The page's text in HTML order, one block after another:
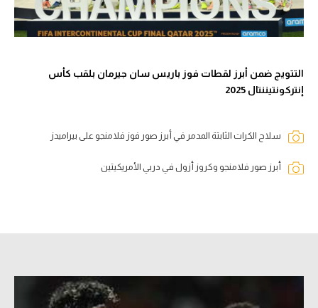
التتويج ضمن أبرز لقطات فوز باريس سان جيرمان بلقب كأس
إنتركونتيننتال 2025
سلاح الكرات الثابتة المدمر في أبرز صور فوز فلامنجو على بيراميدز
أبرز صور فلامنجو وكروز أزول في دربي الأمريكيتين